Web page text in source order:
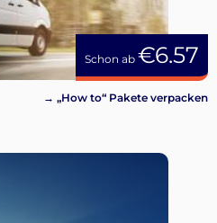
Schon ab €6.57
→ „How to“ Pakete verpacken